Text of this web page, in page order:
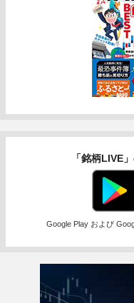
「銘柄LIVE
Google Play および